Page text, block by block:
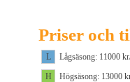
Priser och
L
Lågsäsong: 11000
H
Högsäsong: 13000